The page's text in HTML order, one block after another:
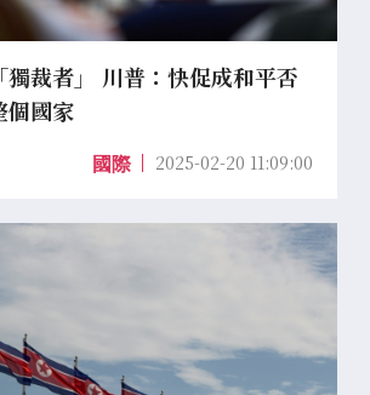
裁者」 川普：快促成和平否
個國家
國際 2025-02-20 11:09:00